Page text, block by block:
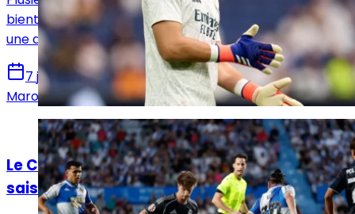
bientôt découvrir un nouveau défi, après avoir exploré
une dernière opportunité avec l'équipe première.
7 juillet 2026
Marouene Ghariani
Actualités
Le Castilla ne sera pas en 2e division la
saison prochaine !